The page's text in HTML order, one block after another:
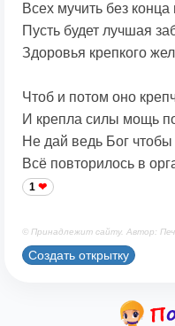
Всех мучить без конца
Пусть будет лучшая
Здоровья крепкого
Чтоб и потом оно
И крепла силы мощь
Не дай ведь Бог чтобы
Всё повторилось в
1
© Принадлежит сайту. Автор:
Создать открытку